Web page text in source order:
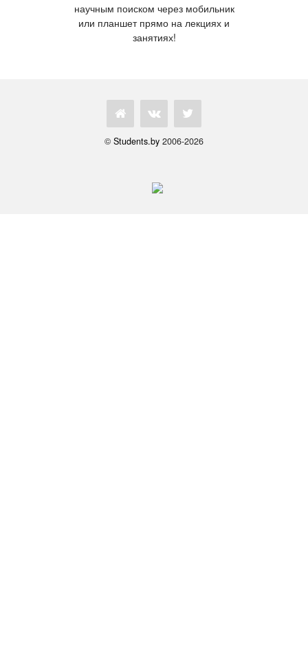
научным поиском через мобильник
или планшет прямо на лекциях и
занятиях!
© Students.by 2006-2026